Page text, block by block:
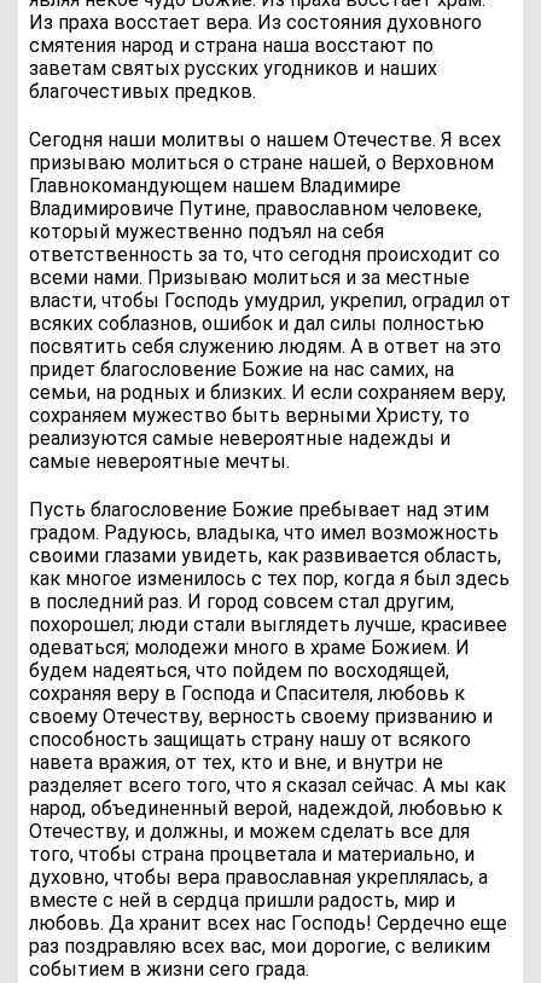
Из праха восстает вера. Из состояния духовного
смятения народ и страна наша восстают по
заветам святых русских угодников и наших
благочестивых предков.
Сегодня наши молитвы о нашем Отечестве. Я всех
призываю молиться о стране нашей, о Верховном
Главнокомандующем нашем Владимире
Владимировиче Путине, православном человеке,
который мужественно подъял на себя
ответственность за то, что сегодня происходит со
всеми нами. Призываю молиться и за местные
власти, чтобы Господь умудрил, укрепил, оградил от
всяких соблазнов, ошибок и дал силы полностью
посвятить себя служению людям. А в ответ на это
придет благословение Божие на нас самих, на
семьи, на родных и близких. И если сохраняем веру,
сохраняем мужество быть верными Христу, то
реализуются самые невероятные надежды и
самые невероятные мечты.
Пусть благословение Божие пребывает над этим
градом. Радуюсь, владыка, что имел возможность
своими глазами увидеть, как развивается область,
как многое изменилось с тех пор, когда я был здесь
в последний раз. И город совсем стал другим,
похорошел; люди стали выглядеть лучше, красивее
одеваться; молодежи много в храме Божием. И
будем надеяться, что пойдем по восходящей,
сохраняя веру в Господа и Спасителя, любовь к
своему Отечеству, верность своему призванию и
способность защищать страну нашу от всякого
навета вражия, от тех, кто и вне, и внутри не
разделяет всего того, что я сказал сейчас. А мы как
народ, объединенный верой, надеждой, любовью к
Отечеству, и должны, и можем сделать все для
того, чтобы страна процветала и материально, и
духовно, чтобы вера православная укреплялась, а
вместе с ней в сердца пришли радость, мир и
любовь. Да хранит всех нас Господь! Сердечно еще
раз поздравляю всех вас, мои дорогие, с великим
событием в жизни сего града.